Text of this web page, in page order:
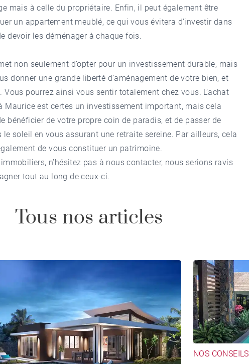
mais à celle du propriétaire. Enfin, il peut également être
un appartement meublé, ce qui vous évitera d’investir dans
devoir les déménager à chaque fois.
non seulement d’opter pour un investissement durable, mais
donner une grande liberté d’aménagement de votre bien, et
Vous pourrez ainsi vous sentir totalement chez vous. L’achat
Maurice est certes un investissement important, mais cela
bénéficier de votre propre coin de paradis, et de passer de
le soleil en vous assurant une retraite sereine. Par ailleurs, cela
de vous constituer un patrimoine.
n’hésitez pas à nous contacter, nous serions ravis
tout au long de ceux-ci.
Tous nos articles
NOS CONSEILS